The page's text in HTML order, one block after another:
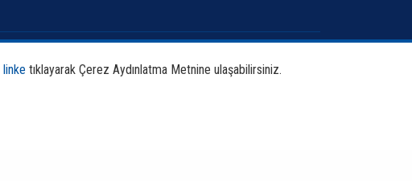
Faaliyetler Kılavuzlar
linke tıklayarak Çerez Aydınlatma Metnine ulaşabilirsiniz.